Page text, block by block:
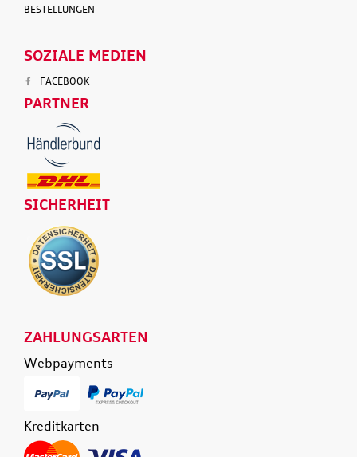
BESTELLUNGEN
SOZIALE MEDIEN
FACEBOOK
PARTNER
SICHERHEIT
ZAHLUNGSARTEN
Webpayments
Kreditkarten